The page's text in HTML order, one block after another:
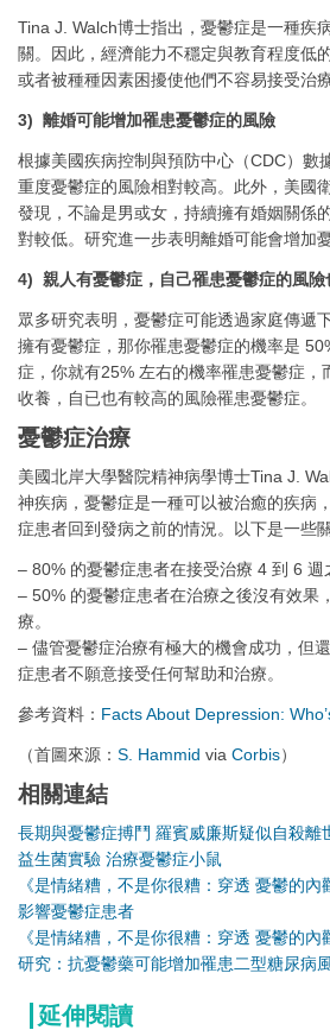
Tina J. Walch博士指出，憂鬱症是一種疾
關。因此，經濟能力不穩定與教育程度低
或者被種種因素困擾使他們不容易接受治療
3) 離婚可能增加罹患憂鬱症的風險
根據美國疾病控制與預防中心（CDC）數
重度憂鬱症的風險相對較高。此外，美國
發現，不論是男或女，持續擁有婚姻關係
對較低。研究進一步表明離婚可能會增加
4) 親人有憂鬱症，自己罹患憂鬱症的風險
眾多研究表明，憂鬱症可能透過家庭傳遞
擁有憂鬱症，那你罹患憂鬱症的機率是
症，你就有25% 左右的機率罹患憂鬱症，
收養，自已也有較高的風險罹患憂鬱症。
憂鬱症治療
美國北岸大學醫院精神病學博士Tina J.
神疾病，憂鬱症是一種可以被治癒的疾病
症患者回到發病之前的情況。以下是一些
– 80% 的憂鬱症患者在接受治療 4 到 6 週
– 50% 的憂鬱症患者在治療之後沒有效果
療。
– 儘管憂鬱症治療有極大的機會成功，但
症患者不願意接受任何幫助和治療。
參考資料： Facts About Depression:
（首圖來源： S. Hammid via Corbis）
相關連結
長期與憂鬱症搏鬥 羅賓威廉斯疑似自殺離
益生菌實驗 治療憂鬱症小鼠
《是情緒糟，不是你很糟：穿透 憂鬱的
影響憂鬱症患者
《是情緒糟，不是你很糟：穿透 憂鬱的
研究：抗憂鬱藥可能增加罹患二型糖尿病
延伸閱讀